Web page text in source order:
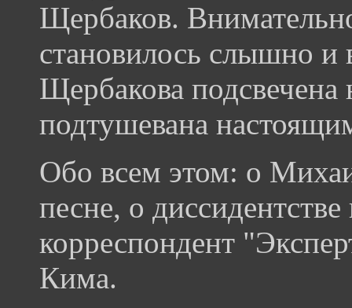
Щербаков.
становилось слышно и
Щербакова
подтушевана
Обо всем этом: о
песне, о
корреспондент
Кима.